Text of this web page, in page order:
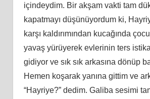
içindeydim. Bir akşam vakti tam
kapatmayı düşünüyordum ki,
karşı kaldırımından kucağında
yavaş yürüyerek evlerinin ters
gidiyor ve sık sık arkasına dönüp
Hemen koşarak yanına gittim ve
“Hayriye?” dedim. Galiba sesimi